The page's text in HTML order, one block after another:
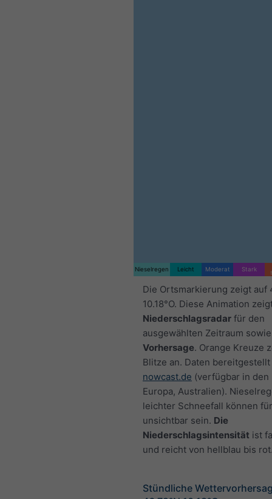
Nieselregen Leicht Moderat Stark
Die Ortsmarkierung zeigt auf
10.18°O. Diese Animation
Niederschlagsradar für den
ausgewählten Zeitraum
Vorhersage. Orange Kreuze
Blitze an. Daten
nowcast.de (verfügbar in den
Europa, Australien).
leichter Schneefall können
unsichtbar sein. Die
Niederschlagsintensität ist
und reicht von hellblau bis
Stündliche